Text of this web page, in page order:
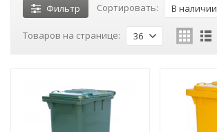
Фильтр Сортировать: В наличии
Товаров на странице: 36